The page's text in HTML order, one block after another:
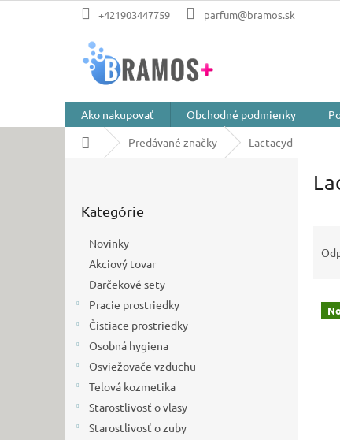
na
+421903447759 parfum@bramos.sk
Ako nakupovať Obchodné podmienky
DomovPredávané značky Lactacyd
kategórie
Kategórie
Novinky
Akciový tovar
Darčekové sety
Pracie prostriedky
Čistiace prostriedky
Osobná hygiena
Osviežovače vzduchu
Telová kozmetika
Starostlivosť o vlasy
Starostlivosť o zuby
V